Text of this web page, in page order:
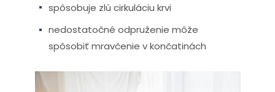
spôsobuje zlú cirkuláciu krvi
nedostatočné odpruženie môže
spôsobiť mravčenie v končatinách